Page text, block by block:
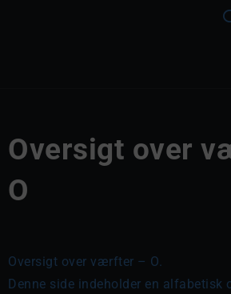
Oversigt over
O
Oversigt over værfter – O.
Denne side indeholder en alfabetisk